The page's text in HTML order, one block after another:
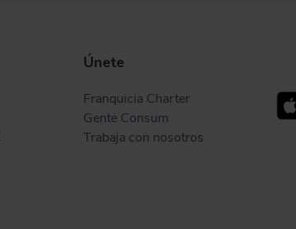
Únete
Franquicia Charter
Gente Consum
Trabaja con nosotros